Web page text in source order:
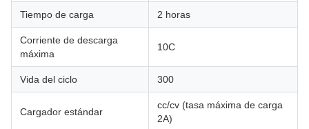
Tiempo de carga 2 horas
Corriente de descarga
máxima
10C
Vida del ciclo 300
Cargador estándar
cc/cv (tasa máxima de carga
2A)